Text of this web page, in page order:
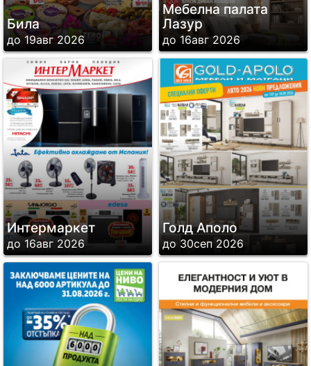
Била
до 19авг 2026
Мебелна палата
Лазур
до 16авг 2026
Интермаркет
до 16авг 2026
Голд Аполо
до 30сеп 2026